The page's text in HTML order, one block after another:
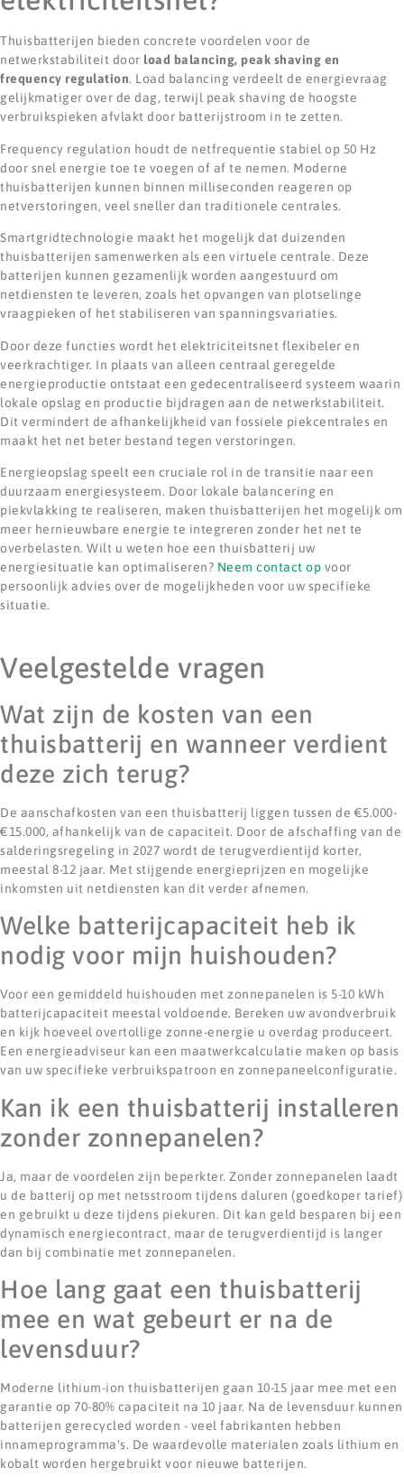
Thuisbatterijen bieden concrete voordelen voor de
netwerkstabiliteit door load balancing, peak shaving en
frequency regulation. Load balancing verdeelt de energievraag
gelijkmatiger over de dag, terwijl peak shaving de hoogste
verbruikspieken afvlakt door batterijstroom in te zetten.
Frequency regulation houdt de netfrequentie stabiel op 50 Hz
door snel energie toe te voegen of af te nemen. Moderne
thuisbatterijen kunnen binnen milliseconden reageren op
netverstoringen, veel sneller dan traditionele centrales.
Smartgridtechnologie maakt het mogelijk dat duizenden
thuisbatterijen samenwerken als een virtuele centrale. Deze
batterijen kunnen gezamenlijk worden aangestuurd om
netdiensten te leveren, zoals het opvangen van plotselinge
vraagpieken of het stabiliseren van spanningsvariaties.
Door deze functies wordt het elektriciteitsnet flexibeler en
veerkrachtiger. In plaats van alleen centraal geregelde
energieproductie ontstaat een gedecentraliseerd systeem waarin
lokale opslag en productie bijdragen aan de netwerkstabiliteit.
Dit vermindert de afhankelijkheid van fossiele piekcentrales en
maakt het net beter bestand tegen verstoringen.
Energieopslag speelt een cruciale rol in de transitie naar een
duurzaam energiesysteem. Door lokale balancering en
piekvlakking te realiseren, maken thuisbatterijen het mogelijk om
meer hernieuwbare energie te integreren zonder het net te
overbelasten. Wilt u weten hoe een thuisbatterij uw
energiesituatie kan optimaliseren? Neem contact op voor
persoonlijk advies over de mogelijkheden voor uw specifieke
situatie.
Veelgestelde vragen
Wat zijn de kosten van een
thuisbatterij en wanneer verdient
deze zich terug?
De aanschafkosten van een thuisbatterij liggen tussen de €5.000-
€15.000, afhankelijk van de capaciteit. Door de afschaffing van de
salderingsregeling in 2027 wordt de terugverdientijd korter,
meestal 8-12 jaar. Met stijgende energieprijzen en mogelijke
inkomsten uit netdiensten kan dit verder afnemen.
Welke batterijcapaciteit heb ik
nodig voor mijn huishouden?
Voor een gemiddeld huishouden met zonnepanelen is 5-10 kWh
batterijcapaciteit meestal voldoende. Bereken uw avondverbruik
en kijk hoeveel overtollige zonne-energie u overdag produceert.
Een energieadviseur kan een maatwerkcalculatie maken op basis
van uw specifieke verbruikspatroon en zonnepaneelconfiguratie.
Kan ik een thuisbatterij installeren
zonder zonnepanelen?
Ja, maar de voordelen zijn beperkter. Zonder zonnepanelen laadt
u de batterij op met netsstroom tijdens daluren (goedkoper tarief)
en gebruikt u deze tijdens piekuren. Dit kan geld besparen bij een
dynamisch energiecontract, maar de terugverdientijd is langer
dan bij combinatie met zonnepanelen.
Hoe lang gaat een thuisbatterij
mee en wat gebeurt er na de
levensduur?
Moderne lithium-ion thuisbatterijen gaan 10-15 jaar mee met een
garantie op 70-80% capaciteit na 10 jaar. Na de levensduur kunnen
batterijen gerecycled worden - veel fabrikanten hebben
innameprogramma's. De waardevolle materialen zoals lithium en
kobalt worden hergebruikt voor nieuwe batterijen.